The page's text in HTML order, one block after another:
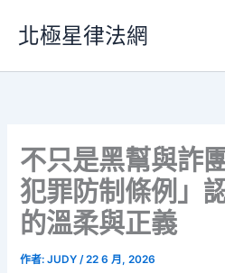
要
北極星律法網
不只是黑幫與詐
犯罪防制條例」
的溫柔與正義
作者:JUDY/22 6 月, 2026